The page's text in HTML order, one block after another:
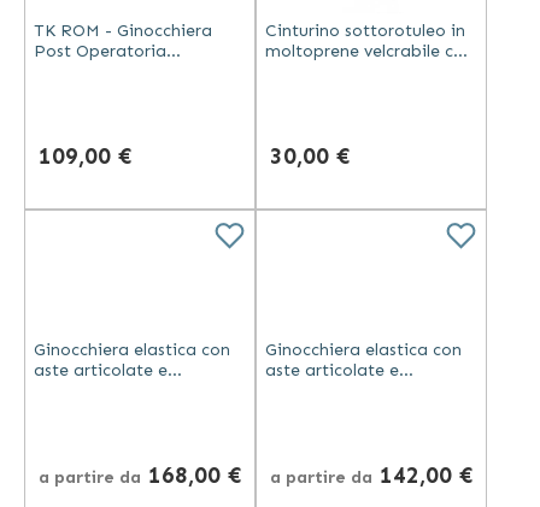
TK ROM - Ginocchiera
Post Operatoria
109,00 €
Cinturino sottorotuleo in
moltoprene velcrabile con
30,00 €
Ginocchiera elastica con
aste articolate e
a partire da 168,00 €
Ginocchiera elastica con
aste articolate e
a partire da 142,00 €